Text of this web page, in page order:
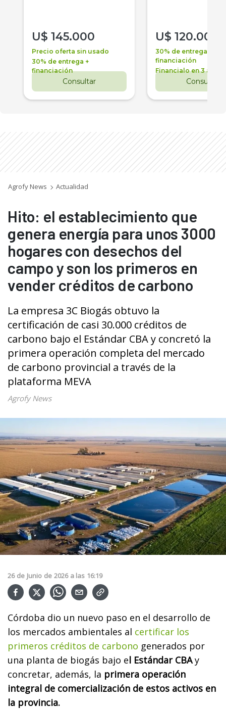
U$ 145.000
Precio oferta sin usado
30% de entrega +
financiación
Consultar
U$ 120.000
30% de entrega +
financiación
Financialo en 3 años
Consultar
Agrofy News Actualidad
Hito: el establecimiento que
genera energía para unos 3000
hogares con desechos del
campo y son los primeros en
vender créditos de carbono
La empresa 3C Biogás obtuvo la
certificación de casi 30.000 créditos de
carbono bajo el Estándar CBA y concretó la
primera operación completa del mercado
de carbono provincial a través de la
plataforma MEVA
Agrofy News
26 de Junio de 2026 a las 16:19
Córdoba dio un nuevo paso en el desarrollo de
los mercados ambientales al certificar los
primeros créditos de carbono generados por
una planta de biogás bajo el Estándar CBAy
concretar, además, la primera operación
integral de comercialización de estos activos en
la provincia.